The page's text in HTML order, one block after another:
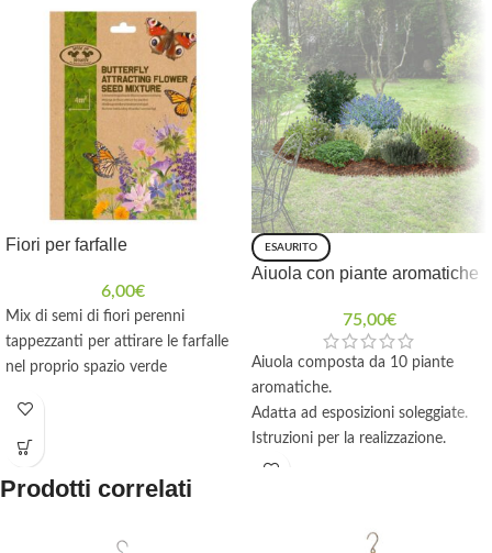
Fiori per farfalle
6,00€
Mix di semi di fiori perenni
tappezzanti per attirare le farfalle
nel proprio spazio verde
ESAURITO
Aiuola con piante aromatiche
75,00€
Aiuola composta da 10 piante
aromatiche.
Adatta ad esposizioni soleggiate.
Istruzioni per la realizzazione.
Incluso telo pacciamante con
Prodotti correlati